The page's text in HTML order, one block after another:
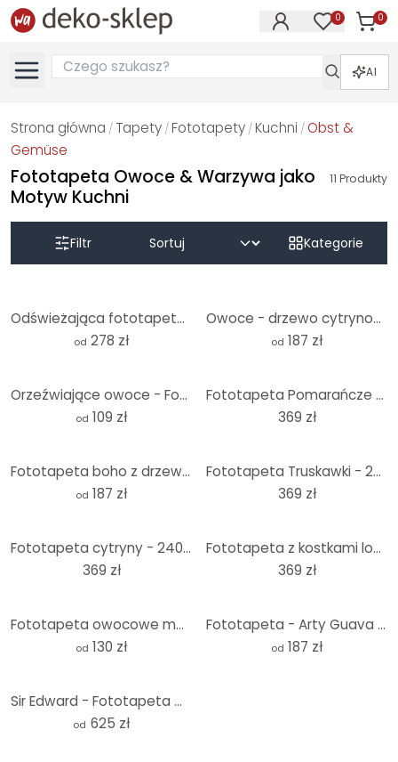
0 0
AI
Strona główna / Tapety / Fototapety / Kuchni / Obst &
Gemüse
Fototapeta Owoce & Warzywa jako
Motyw Kuchni
11 Produkty
Filtr Kategorie
Odświeżająca fototapeta z owocami
od 278 zł
Owoce - drzewo cytrynowe Boho - Citrus Limonum - Fototapeta Tunaboylu
od 187 zł
Orzeźwiające owoce - Fototapeta okrągła - tapeta flizelinowa/tapeta flizelinowa samoprzylepna
od 109 zł
Fototapeta Pomarańcze - 240x260 cm
369 zł
Fototapeta boho z drzewem pomarańczowym - Citrus Sinensis - Tunaboylu
od 187 zł
Fototapeta Truskawki - 240x260 cm
369 zł
Fototapeta cytryny - 240x260 cm
369 zł
Fototapeta z kostkami lodu truskawkowego - 240x260 cm
369 zł
Fototapeta owocowe mandarynki - Fototapeta owoce - Projekty ONZ - Okrągłe - tapeta flizelinowa/tapet
od 130 zł
Fototapeta - Arty Guava - Papaya Balance
od 187 zł
Sir Edward - Fototapeta Chinoiserie z drzewem cytrynowym
od 625 zł